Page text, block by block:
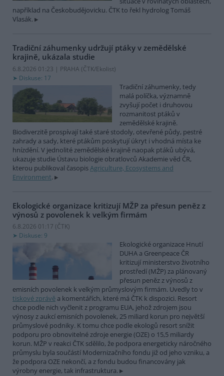
například na Českobudějovicku. ČTK to řekl hydrolog Tomáš
Vlasák.
Tradiční záhumenky udržují ptáky v zemědělské
krajině, ukázala studie
6.8.2026 01:23 | PRAHA (ČTK/Ekolist)
Diskuse: 17
Tradiční záhumenky, tedy
malá políčka, významně
zvyšují počet i druhovou
rozmanitost ptáků v
zemědělské krajině.
Biodiverzitě prospívají také staré stodoly, otevřené půdy, pestré
zahrady a sady, které ptákům poskytují úkryt i vhodná místa ke
hnízdění. V jednolité zemědělské krajině naopak ptáků ubývá,
ukazuje studie Ústavu biologie obratlovců Akademie věd ČR,
kterou publikoval časopisAgriculture, Ecosystems and
Environment.
Ekologické organizace kritizují MŽP za přesun peněz z
výnosů z povolenek k velkým firmám
6.8.2026 01:17 (ČTK)
Diskuse: 9
Ekologické organizace Hnutí
DUHA a Greenpeace ČR
kritizují ministerstvo životního
prostředí (MŽP) za plánovaný
přesun peněz z výnosů z
emisních povolenek k velkým průmyslovým firmám. Uvedly to v
tiskové zprávě a komentářích, které má ČTK k dispozici. Resort
chce podle nich vyčlenit z programu EUA, jehož zdrojem jsou
výnosy z aukcí emisních povolenek, 25 miliard korun pro největší
průmyslové podniky. K tomu chce podle ekologů resort snížit
podporu pro obnovitelné zdroje energie (OZE) o 15,5 miliardy
korun. MŽP v reakci ČTK sdělilo, že podpora energeticky náročného
průmyslu byla součástí Modernizačního fondu již od jeho vzniku, a
že podpora OZE nekončí, a z fondu budou financovány jak
výrobny energie, tak infrastruktura.